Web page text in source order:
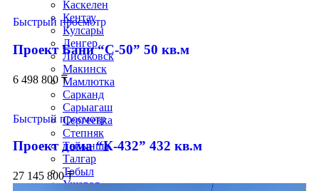
Каскелен
Кентау
Кулсары
Ленгер
Лисаковск
Макинск
Мамлютка
Сарканд
Сарыагаш
Сергеевка
Степняк
Тайынша
Талгар
Тобыл
Ушарал
Быстрый просмотр
Проект Бани “С-50” 50 кв.м
6 498 800 ₸
Быстрый просмотр
Проект дома “К-432” 432 кв.м
27 145 800₸